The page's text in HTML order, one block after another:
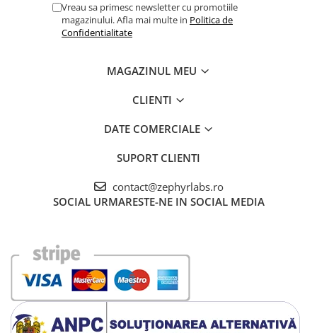
Vreau sa primesc newsletter cu promotiile
magazinului. Afla mai multe in Politica de
Confidentialitate
MAGAZINUL MEU
CLIENTI
DATE COMERCIALE
SUPORT CLIENTI
contact@zephyrlabs.ro
SOCIAL URMARESTE-NE IN SOCIAL MEDIA